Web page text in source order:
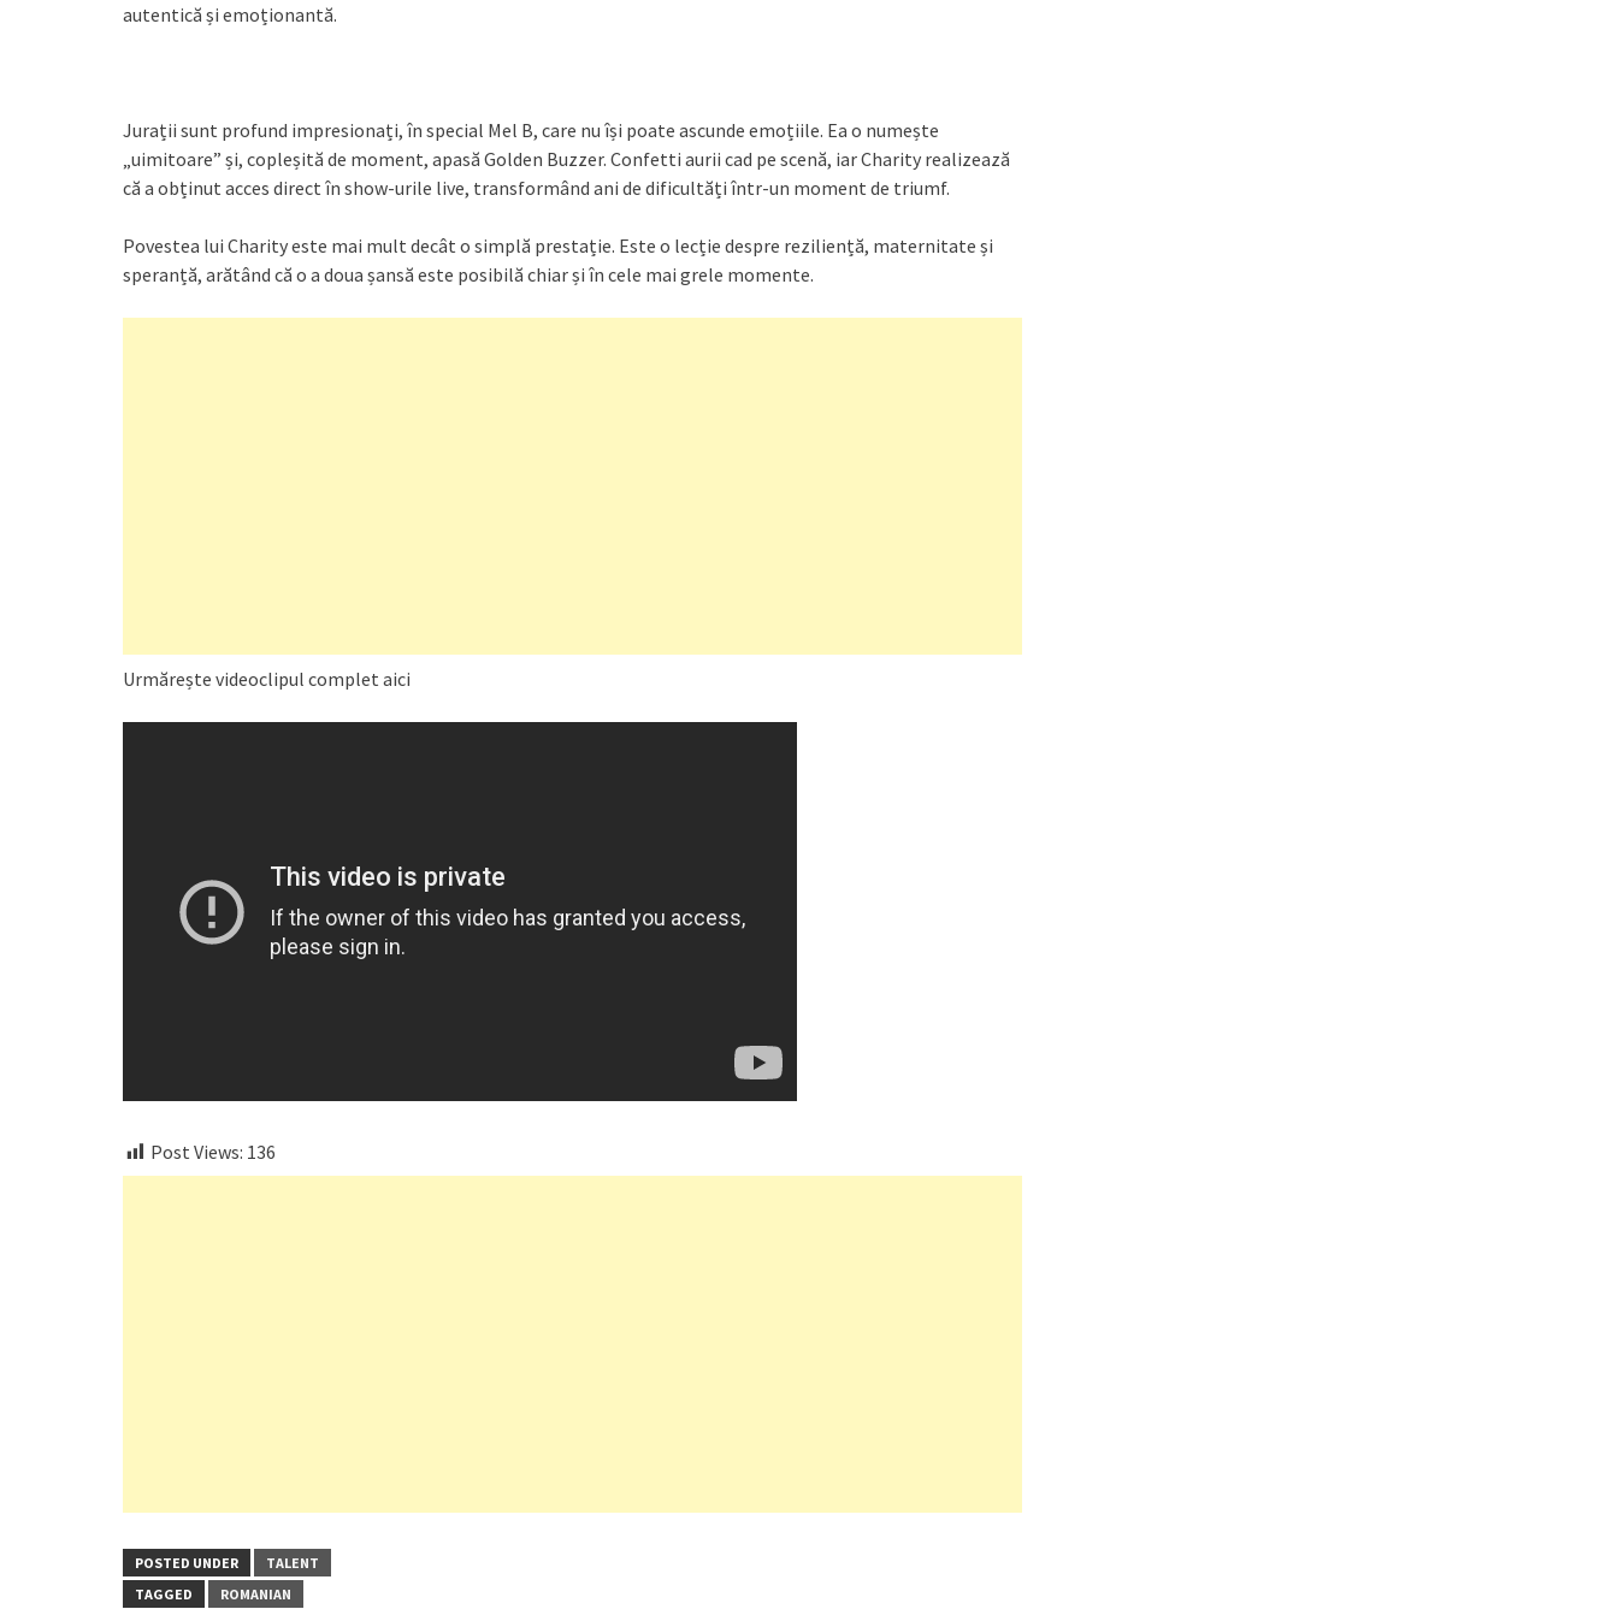
autentică și emoționantă.
Jurații sunt profund impresionați, în special Mel B, care nu își poate ascunde emoțiile. Ea o numește
„uimitoare” și, copleșită de moment, apasă Golden Buzzer. Confetti aurii cad pe scenă, iar Charity realizează
că a obținut acces direct în show-urile live, transformând ani de dificultăți într-un moment de triumf.
Povestea lui Charity este mai mult decât o simplă prestație. Este o lecție despre reziliență, maternitate și
speranță, arătând că o a doua șansă este posibilă chiar și în cele mai grele momente.
Urmărește videoclipul complet aici
Post Views: 136
POSTED UNDER
TALENT
TAGGED
ROMANIAN